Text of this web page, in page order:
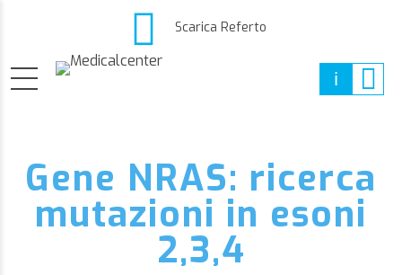
Scarica Referto
Gene NRAS: ricerca
mutazioni in esoni
2,3,4